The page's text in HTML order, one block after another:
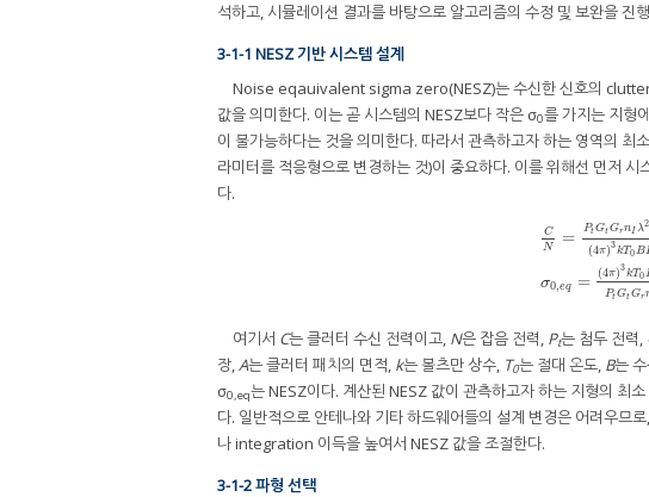
석하고, 시뮬레이션 결과를 바탕으로 알고리즘의 수정 및 보완을
3-1-1 NESZ 기반 시스템 설계
Noise eqauivalent sigma zero(NESZ)는 수신한 신호의
값을 의미한다. 이는 곧 시스템의 NESZ보다 작은 σ0를 가지는 지형
이 불가능하다는 것을 의미한다. 따라서 관측하고자 하는 영역의 최
라미터를 적응형으로 변경하는 것)이 중요하다. 이를 위해선 먼저
다.
C
N
= PtGtGrnI λ2
(4π)3
kT0B
σ0,eq = (4π)3
kT0
PtGtGr
GtGr nIλ2σ
여기서 C는 클러터 수신 전력이고, N은 잡음 전력, Pt는 첨두 전력,
장,A는 클러터 패치의 면적, k는 볼츠만 상수, T0는 절대 온도, B는
σ0,eq는 NESZ이다. 계산된 NESZ 값이 관측하고자 하는 지형의 최
다. 일반적으로 안테나와 기타 하드웨어들의 설계 변경은 어려우
나 integration 이득을 높여서 NESZ 값을 조절한다.
3-1-2 파형 선택